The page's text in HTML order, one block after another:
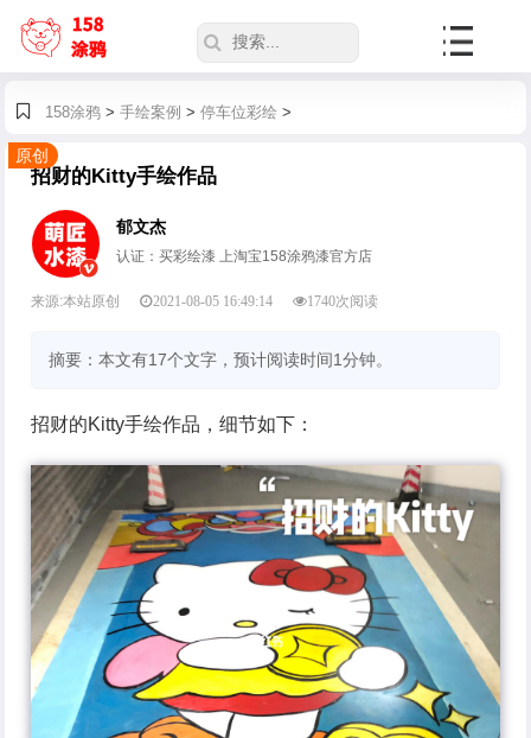
158涂鸦> 手绘案例 > 停车位彩绘 >
原创
招财的Kitty手绘作品
郁文杰
认证：买彩绘漆 上淘宝158涂鸦漆官方店
来源:本站原创 2021-08-05 16:49:14 1740次阅读
摘要：本文有17个文字，预计阅读时间1分钟。
招财的Kitty手绘作品，细节如下：